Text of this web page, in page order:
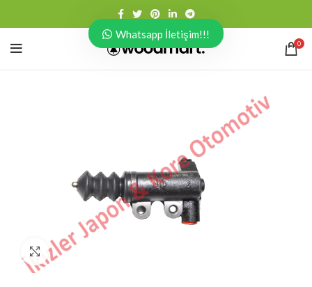
0
Click to enlarge
Whatsapp İletişim!!!